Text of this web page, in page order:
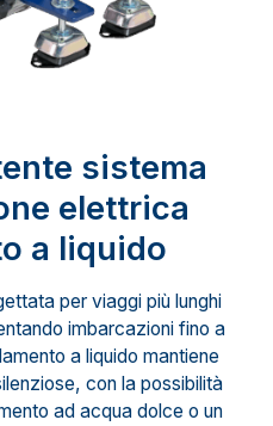
sistema
elettrica
a liquido
per viaggi più lunghi
imbarcazioni fino a
a liquido mantiene
con la possibilità
ad acqua dolce o un